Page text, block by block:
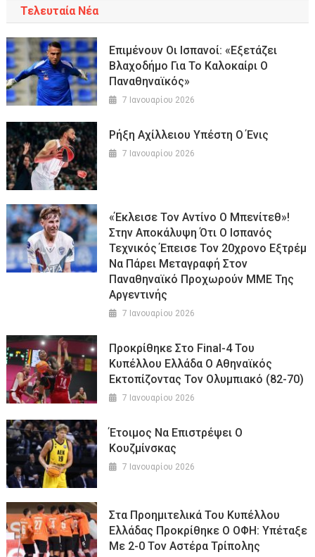
Τελευταία Νέα
Επιμένουν Οι Ισπανοί: «Εξετάζει
Βλαχοδήμο Για Το Καλοκαίρι Ο
Παναθηναϊκός»
7 Ιανουαρίου 2026
Ρήξη Αχίλλειου Υπέστη Ο Ένις
7 Ιανουαρίου 2026
«Έκλεισε Τον Αντίνο Ο Μπενίτεθ»!
Στην Αποκάλυψη Ότι Ο Ισπανός
Τεχνικός Έπεισε Τον 20χρονο Εξτρέμ
Να Πάρει Μεταγραφή Στον
Παναθηναϊκό Προχωρούν ΜΜΕ Της
Αργεντινής
7 Ιανουαρίου 2026
Προκρίθηκε Στο Final-4 Του
Κυπέλλου Ελλάδα Ο Αθηναϊκός
Εκτοπίζοντας Τον Ολυμπιακό (82-70)
7 Ιανουαρίου 2026
Έτοιμος Να Επιστρέψει Ο
Κουζμίνσκας
7 Ιανουαρίου 2026
Στα Προημιτελικά Του Κυπέλλου
Ελλάδας Προκρίθηκε Ο ΟΦΗ: Υπέταξε
Με 2-0 Τον Αστέρα Τρίπολης